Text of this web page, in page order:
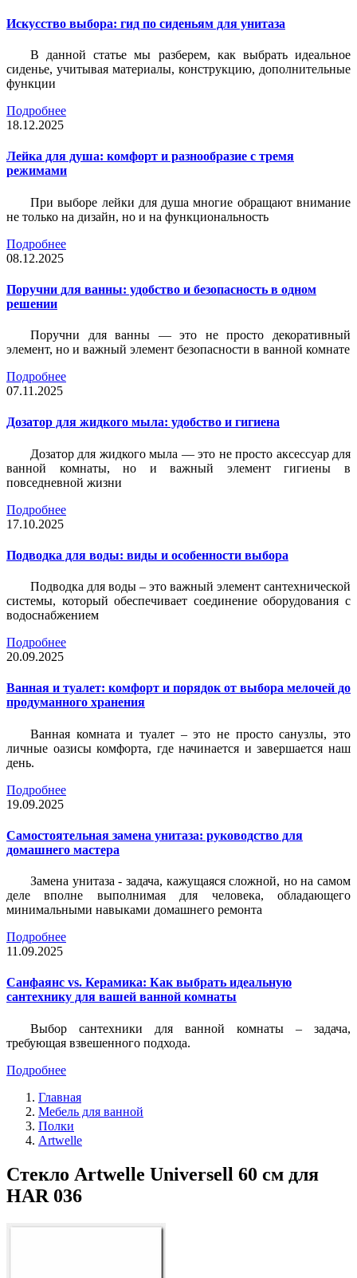
Искусство выбора: гид по сиденьям для унитаза
В данной статье мы разберем, как выбрать идеальное
сиденье, учитывая материалы, конструкцию, дополнительные
функции
Подробнее
18.12.2025
Лейка для душа: комфорт и разнообразие с тремя
режимами
При выборе лейки для душа многие обращают внимание
не только на дизайн, но и на функциональность
Подробнее
08.12.2025
Поручни для ванны: удобство и безопасность в одном
решении
Поручни для ванны — это не просто декоративный
элемент, но и важный элемент безопасности в ванной комнате
Подробнее
07.11.2025
Дозатор для жидкого мыла: удобство и гигиена
Дозатор для жидкого мыла — это не просто аксессуар для
ванной комнаты, но и важный элемент гигиены в
повседневной жизни
Подробнее
17.10.2025
Подводка для воды: виды и особенности выбора
Подводка для воды – это важный элемент сантехнической
системы, который обеспечивает соединение оборудования с
водоснабжением
Подробнее
20.09.2025
Ванная и туалет: комфорт и порядок от выбора мелочей до
продуманного хранения
Ванная комната и туалет – это не просто санузлы, это
личные оазисы комфорта, где начинается и завершается наш
день.
Подробнее
19.09.2025
Самостоятельная замена унитаза: руководство для
домашнего мастера
Замена унитаза - задача, кажущаяся сложной, но на самом
деле вполне выполнимая для человека, обладающего
минимальными навыками домашнего ремонта
Подробнее
11.09.2025
Санфаянс vs. Керамика: Как выбрать идеальную
сантехнику для вашей ванной комнаты
Выбор сантехники для ванной комнаты – задача,
требующая взвешенного подхода.
Подробнее
Главная
Мебель для ванной
Полки
Artwelle
Стекло Artwelle Universell 60 см для
HAR 036